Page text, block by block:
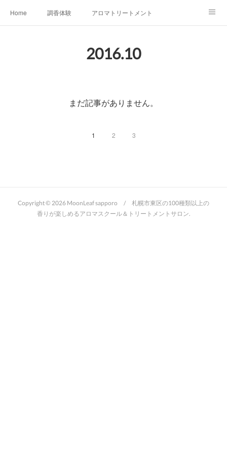
Home 調香体験 アロマトリートメントMenu
Profile FOR COMPANY
2016.10
まだ記事がありません。
1 2 3
Copyright © 2026 MoonLeaf sapporo / 札幌市東区の100種類以上の
香りが楽しめるアロマスクール＆トリートメントサロン.